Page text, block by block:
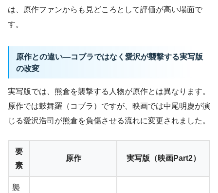
は、原作ファンからも見どころとして評価が高い場面で
す。
原作との違い―コブラではなく愛沢が襲撃する実写版
の改変
実写版では、熊倉を襲撃する人物が原作とは異なります。
原作では鼓舞羅（コブラ）ですが、映画では中尾明慶が演
じる愛沢浩司が熊倉を負傷させる流れに変更されました。
要
素
原作 実写版（映画Part2）
襲